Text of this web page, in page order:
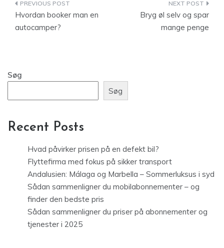
Indlægsnavigation
Hvordan booker man en
autocamper?
Bryg øl selv og spar
mange penge
Søg
Søg
Recent Posts
Hvad påvirker prisen på en defekt bil?
Flyttefirma med fokus på sikker transport
Andalusien: Málaga og Marbella – Sommerluksus i syd
Sådan sammenligner du mobilabonnementer – og
finder den bedste pris
Sådan sammenligner du priser på abonnementer og
tjenester i 2025